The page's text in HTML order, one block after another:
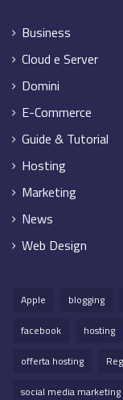
Business
Cloud e Server
Domini
E-Commerce
Guide & Tutorial
Hosting
Marketing
News
Web Design
Apple blogging
facebook
hosting
offerta hosting
social media marketing